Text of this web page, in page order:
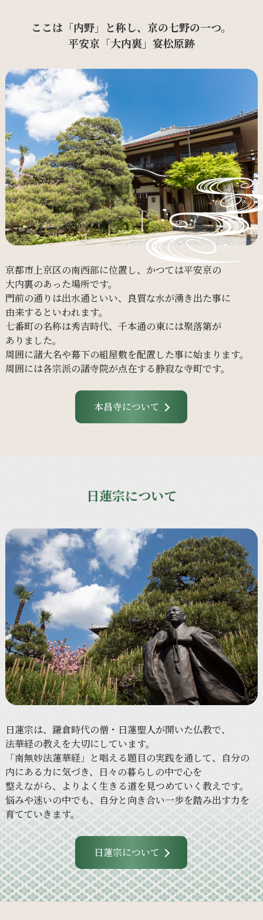
ここは「内野」と称し、京の七野の一つ。
平安京「大内裏」宴松原跡
京都市上京区の南西部に位置し、 かつては平安京の
大内裏のあった場所です。
門前の通りは出水通といい、 良質な水が湧き出た事に
由来するといわれます。
七番町の名称は秀吉時代、 千本通の東には聚落第が
ありました。
周囲に諸大名や幕下の組屋敷を配置した事に始まります。
周囲には各宗派の諸寺院が点在する静寂な寺町です。
本昌寺について
日蓮宗について
日蓮宗は、 鎌倉時代の僧・日蓮聖人が開いた仏教で、
法華経の教えを大切にしています。
「南無妙法蓮華経」と唱える題目の実践を通して、
自分の
内にある力に気づき、 日々の暮らしの中で心を
整えながら、
より よく 生きる道を見つめていく 教えです。
悩みや迷いの中でも、 自分と向き合い一歩を踏み出す力を
育てていきます。
日蓮宗について